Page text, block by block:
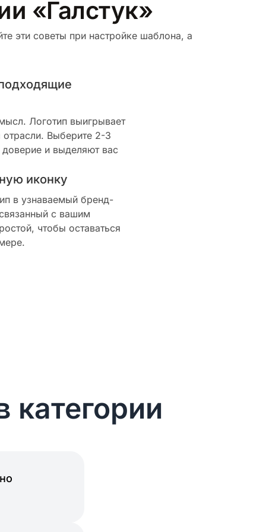
«Галстук»
эти советы при настройке шаблона, а
Логотип выигрывает
Выберите 2-3
и выделяют вас
иконку
в узнаваемый бренд-
с вашим
чтобы оставаться
категории